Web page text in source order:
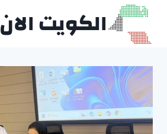
التجاوز
المحتوى
الكويت الان